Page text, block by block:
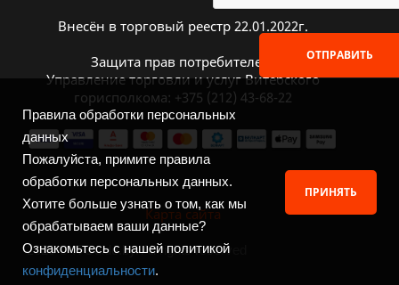
Внесён в торговый реестр 22.01.2022г.
Защита прав потребителей:
Управление торговли и услуг Витебского
горисполкома: +375 (212) 43-68-22
Карта сайта
ОТПРАВИТЬ
2026 © ITGuide.by. All rights reserved
Правила обработки персональных
данных
Пожалуйста, примите правила
обработки персональных данных.
Хотите больше узнать о том, как мы
обрабатываем ваши данные?
Ознакомьтесь с нашей политикой
конфиденциальности.
ПРИНЯТЬ